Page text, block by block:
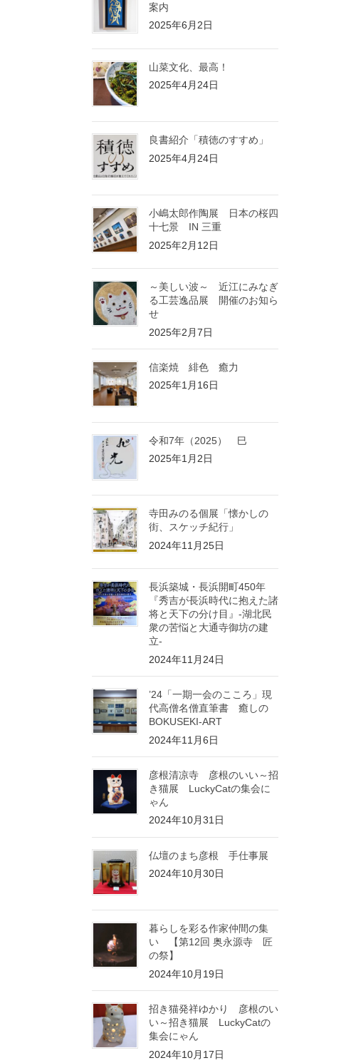
案内
2025年6月2日
山菜文化、最高！
2025年4月24日
良書紹介「積徳のすすめ」
2025年4月24日
小嶋太郎作陶展 日本の桜四
十七景 IN 三重
2025年2月12日
～美しい波～ 近江にみなぎ
る工芸逸品展 開催のお知ら
せ
2025年2月7日
信楽焼 緋色 癒力
2025年1月16日
令和7年（2025） 巳
2025年1月2日
寺田みのる個展「懐かしの
街、スケッチ紀行」
2024年11月25日
長浜築城・長浜開町450年
『秀吉が長浜時代に抱えた諸
将と天下の分け目』-湖北民
衆の苦悩と大通寺御坊の建
立-
2024年11月24日
’24「一期一会のこころ」現
代高僧名僧直筆書 癒しの
BOKUSEKI-ART
2024年11月6日
彦根清凉寺 彦根のいい～招
き猫展 LuckyCatの集会に
ゃん
2024年10月31日
仏壇のまち彦根 手仕事展
2024年10月30日
暮らしを彩る作家仲間の集
い 【第12回 奥永源寺 匠
の祭】
2024年10月19日
招き猫発祥ゆかり 彦根のい
い～招き猫展 LuckyCatの
集会にゃん
2024年10月17日